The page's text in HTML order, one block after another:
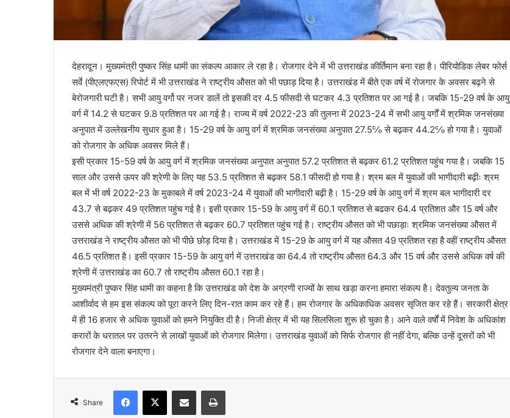
देहरादून। मुख्यमंत्री पुष्कर सिंह धामी का संकल्प आकार ले रहा है। रोजगार देने में भी उत्तराखंड कीर्तिमान बना रहा है। पीरियोडिक लेबर फोर्स
सर्वे (पीएलएफएस) रिपोर्ट में भी उत्तराखंड ने राष्ट्रीय औसत को भी पछाड़ दिया है। उत्तराखंड में बीते एक वर्ष में रोजगार के अवसर बढ़ने से
बेरोजगारी घटी है। सभी आयु वर्गो पर नजर डालें तो इसकी दर 4.5 फीसदी से घटकर 4.3 प्रतिशत पर आ गई है। जबकि 15-29 वर्ष के आयु
वर्ग में 14.2 से घटकर 9.8 प्रतिशत पर आ गई है। राज्य में वर्ष 2022-23 की तुलना में 2023-24 में सभी आयु वर्गों में श्रमिक जनसंख्या
अनुपात में उल्लेखनीय सुधार हुआ है। 15-29 वर्ष के आयु वर्ग में श्रमिक जनसंख्या अनुपात 27.5℅ से बढ़कर 44.2℅ हो गया है। युवाओं
को रोजगार के अधिक अवसर मिले हैं।
इसी प्रकार 15-59 वर्ष के आयु वर्ग में श्रमिक जनसंख्या अनुपात अनुपात 57.2 प्रतिशत से बढ़कर 61.2 प्रतिशत पहुंच गया है। जबकि 15
साल और उससे ऊपर की श्रेणी के लिए यह 53.5 प्रतिशत से बढ़कर 58.1 फीसदी हो गया है। श्रम बल में युवाओं की भागीदारी बढ़ीः श्रम
बल में भी वर्ष 2022-23 के मुकाबले में वर्ष 2023-24 में युवाओं की भागीदारी बढ़ी है। 15-29 वर्ष के आयु वर्ग में श्रम बल भागीदारी दर
43.7 से बढ़कर 49 प्रतिशत पहुंच गई है। इसी प्रकार 15-59 के आयु वर्ग में 60.1 प्रतिशत से बढकर 64.4 प्रतिशत और 15 वर्ष और
उससे अधिक की श्रेणी में 56 प्रतिशत से बढ़कर 60.7 प्रतिशत पहुंच गई है। राष्ट्रीय औसत को भी पछाड़ाः श्रमिक जनसंख्या औसत में
उत्तराखंड ने राष्ट्रीय औसत को भी पीछे छोड़ दिया है। उत्तराखंड में 15-29 के आयु वर्ग में यह औसत 49 प्रतिशत रहा है वहीं राष्ट्रीय औसत
46.5 प्रतिशत है। इसी प्रकार 15-59 के आयु वर्ग में उत्तराखंड का 64.4 तो राष्ट्रीय औसत 64.3 और 15 वर्ष और उससे अधिक वर्ष की
श्रेणी में उत्तराखंड का 60.7 तो राष्ट्रीय औसत 60.1 रहा है।
मुख्यमंत्री पुष्कर सिंह धामी का कहना है कि उत्तराखंड को देश के अग्रणी राज्यों के साथ खड़ा करना हमारा संकल्प है। देवतुल्य जनता के
आशीर्वाद से हम इस संकल्प को पूरा करने लिए दिन-रात काम कर रहे हैं। हम रोजगार के अधिकाधिक अवसर सृजित कर रहे हैं। सरकारी क्षेत्र
में ही 16 हजार से अधिक युवाओं को हमने नियुक्ति दी है। निजी क्षेत्र में भी यह सिलसिला शुरू हो चुका है। आने वाले वर्षों में निवेश के अधिकांश
करारों के धरातल पर उतरने से लाखों युवाओं को रोजगार मिलेगा। उत्तराखंड युवाओं को सिर्फ रोजगार ही नहीं देगा, बल्कि उन्हें दूसरों को भी
रोजगार देने वाला बनाएगा।
Share